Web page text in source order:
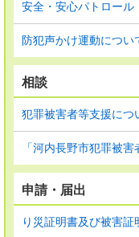
安全・安心パトロール
防犯声かけ運動につい
相談
犯罪被害者等支援につ
「河内長野市犯罪被
申請・届出
り災証明書及び被害証